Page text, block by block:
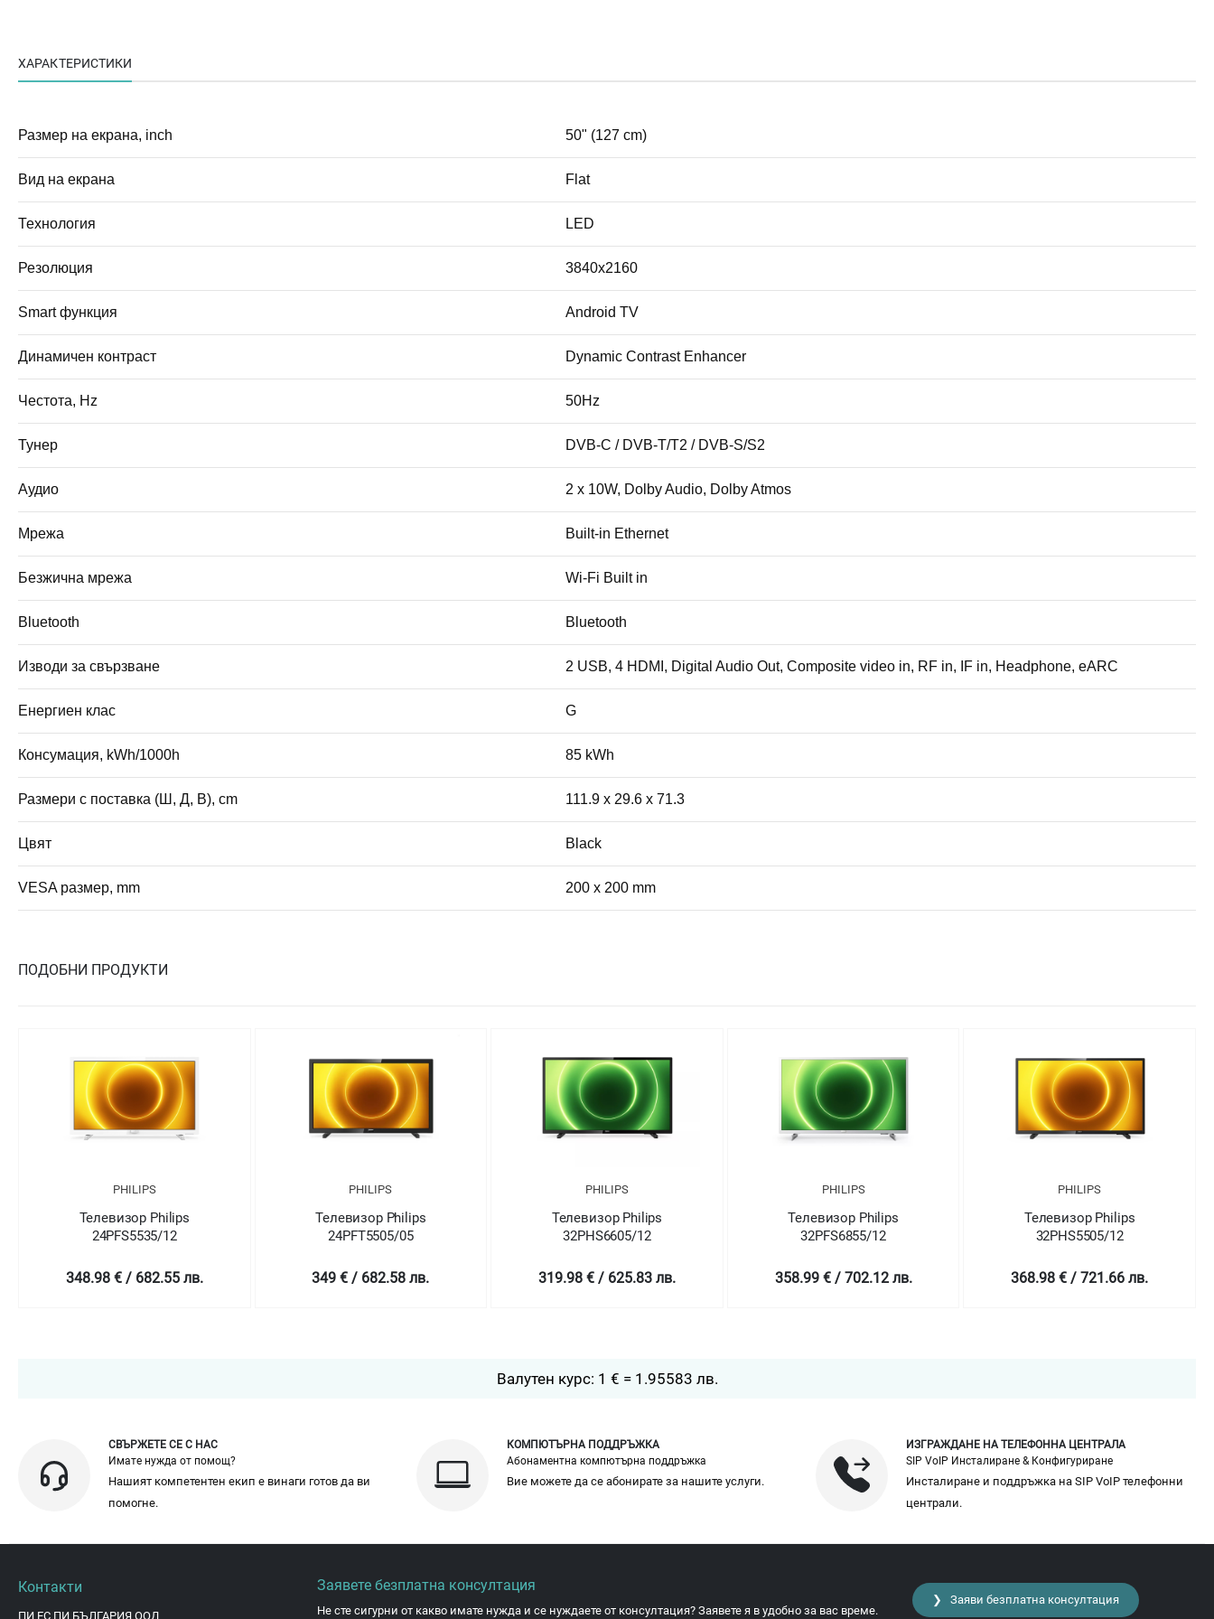
ХАРАКТЕРИСТИКИ
Размер на екрана, inch 50" (127 cm)
Вид на екрана Flat
Технология LED
Резолюция 3840x2160
Smart функция Android TV
Динамичен контраст Dynamic Contrast Enhancer
Честота, Hz 50Hz
Тунер DVB-C / DVB-T/T2 / DVB-S/S2
Аудио 2 x 10W, Dolby Audio, Dolby Atmos
Мрежа Built-in Ethernet
Безжична мрежа Wi-Fi Built in
Bluetooth Bluetooth
Изводи за свързване 2 USB, 4 HDMI, Digital Audio Out, Composite video in, RF in, IF in, Headphone, eARC
Енергиен клас G
Консумация, kWh/1000h 85 kWh
Размери с поставка (Ш, Д, В), cm 111.9 x 29.6 x 71.3
Цвят Black
VESA размер, mm 200 x 200 mm
ПОДОБНИ ПРОДУКТИ
PHILIPS
Телевизор Philips
24PFS5535/12
348.98 € / 682.55 лв.
PHILIPS
Телевизор Philips
24PFT5505/05
349 € / 682.58 лв.
PHILIPS
Телевизор Philips
32PHS6605/12
319.98 € / 625.83 лв.
PHILIPS
Телевизор Philips
32PFS6855/12
358.99 € / 702.12 лв.
PHILIPS
Телевизор Philips
32PHS5505/12
368.98 € / 721.66 лв.
Валутен курс: 1 € = 1.95583 лв.
СВЪРЖЕТЕ СЕ С НАС
Имате нужда от помощ?
Нашият компетентен екип е винаги готов да ви
помогне.
КОМПЮТЪРНА ПОДДРЪЖКА
Абонаментна компютърна поддръжка
Вие можете да се абонирате за нашите услуги.
ИЗГРАЖДАНЕ НА ТЕЛЕФОННА ЦЕНТРАЛА
SIP VoIP Инсталиране & Конфигуриране
Инсталиране и поддръжка на SIP VoIP телефонни
централи.
Контакти
ПИ ЕС ПИ БЪЛГАРИЯ ООД
Заявете безплатна консултация
Не сте сигурни от какво имате нужда и се нуждаете от консултация? Заявете я в удобно за вас време.
❯ Заяви безплатна консултация